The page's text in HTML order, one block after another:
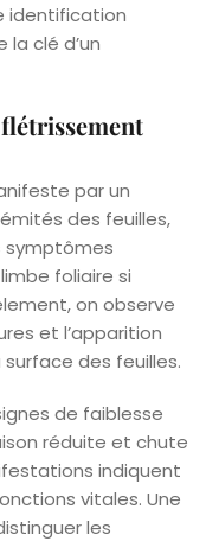
identification
clé d’un
par un
des feuilles,
symptômes
foliaire si
on observe
et l’apparition
des feuilles.
de faiblesse
réduite et chute
indiquent
vitales. Une
les